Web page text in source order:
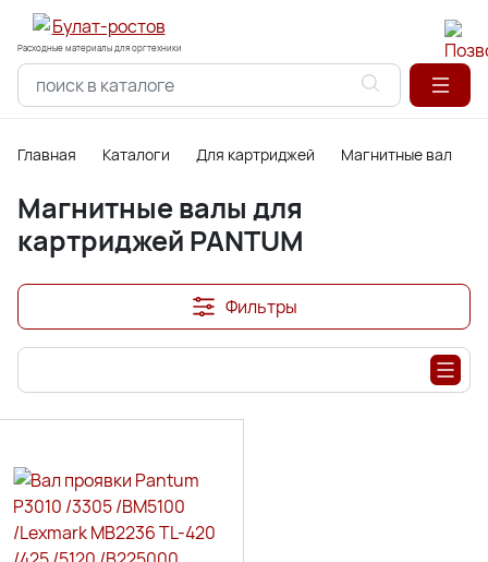
Расходные материалы для оргтехники
Главная Каталоги Для картриджей Магнитные валы
Магнитные валы для
картриджей PANTUM
Фильтры